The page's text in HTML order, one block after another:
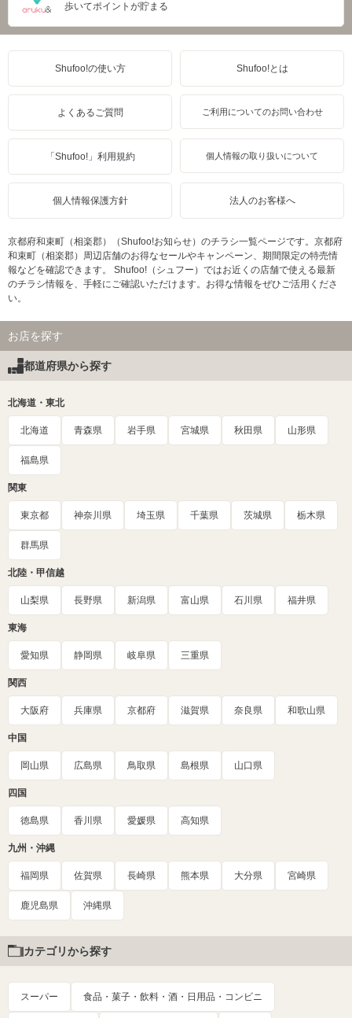
歩いてポイントが貯まる
Shufoo!の使い方 Shufoo!とは
よくあるご質問 ご利用についてのお問い合わせ
「Shufoo!」利用規約 個人情報の取り扱いについて
個人情報保護方針 法人のお客様へ
京都府和束町（相楽郡）（Shufoo!お知らせ）のチラシ一覧ページです。京都府
和束町（相楽郡）周辺店舗のお得なセールやキャンペーン、期間限定の特売情
報などを確認できます。 Shufoo!（シュフー）ではお近くの店舗で使える最新
のチラシ情報を、手軽にご確認いただけます。お得な情報をぜひご活用くださ
い。
お店を探す
都道府県から探す
北海道・東北
北海道 青森県 岩手県 宮城県 秋田県 山形県
福島県
関東
東京都 神奈川県 埼玉県 千葉県 茨城県 栃木県
群馬県
北陸・甲信越
山梨県 長野県 新潟県 富山県 石川県 福井県
東海
愛知県 静岡県 岐阜県 三重県
関西
大阪府 兵庫県 京都府 滋賀県 奈良県 和歌山県
中国
岡山県 広島県 鳥取県 島根県 山口県
四国
徳島県 香川県 愛媛県 高知県
九州・沖縄
福岡県 佐賀県 長崎県 熊本県 大分県 宮崎県
鹿児島県 沖縄県
カテゴリから探す
スーパー 食品・菓子・飲料・酒・日用品・コンビニ